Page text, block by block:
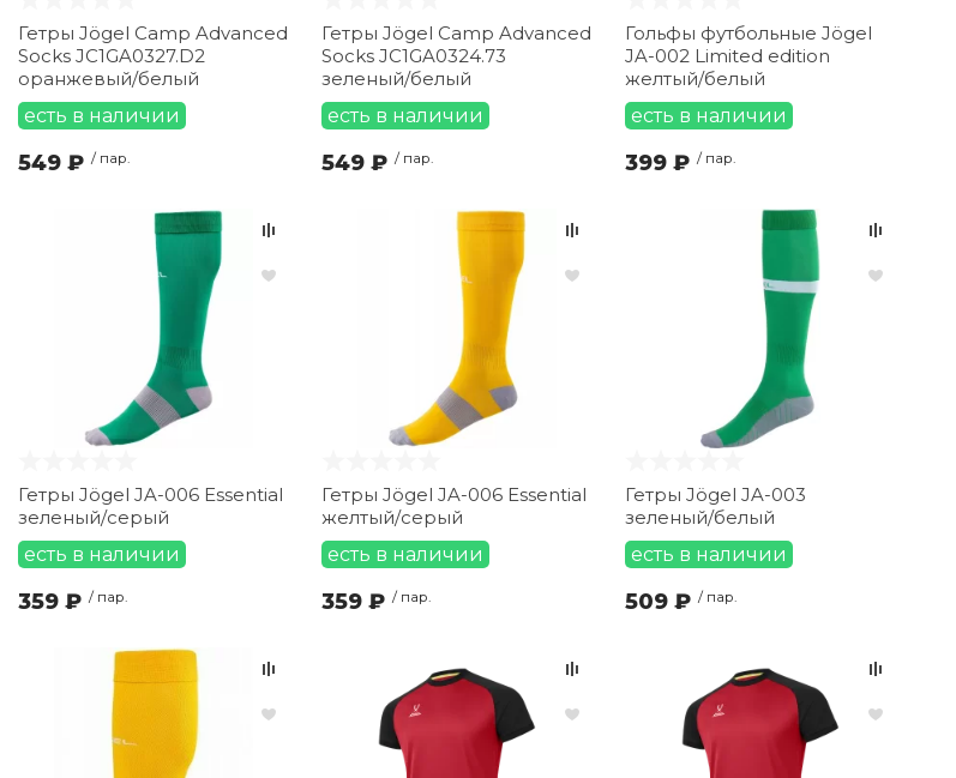
Гетры Jögel Camp Advanced
Socks JC1GA0327.D2
оранжевый/белый
есть в наличии
549 ₽ / пар.
Гетры Jögel Camp Advanced
Socks JC1GA0324.73
зеленый/белый
есть в наличии
549 ₽ / пар.
Гольфы футбольные Jögel
JA-002 Limited edition
желтый/белый
есть в наличии
399 ₽ / пар.
Гетры Jögel JA-006 Essential
зеленый/серый
есть в наличии
359 ₽ / пар.
Гетры Jögel JA-006 Essential
желтый/серый
есть в наличии
359 ₽ / пар.
Гетры Jögel JA-003
зеленый/белый
есть в наличии
509 ₽ / пар.